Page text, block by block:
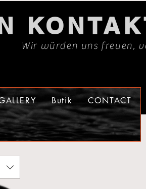
Wir würden uns freuen,
Butik CONTACT